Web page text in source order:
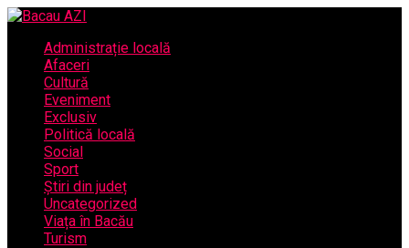
Administrație locală
Afaceri
Cultură
Eveniment
Exclusiv
Politică locală
Social
Sport
Știri din județ
Uncategorized
Viața în Bacău
Turism